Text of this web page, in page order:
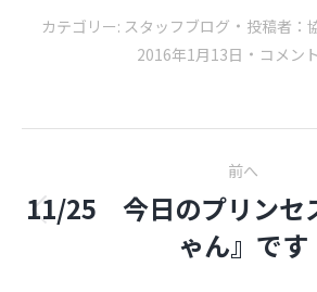
カテゴリー: スタッフブログ 投稿者：
2016年1月13日
コメン
navigation
前へ
前
11/25 今日のプリンセ
ゃん』です